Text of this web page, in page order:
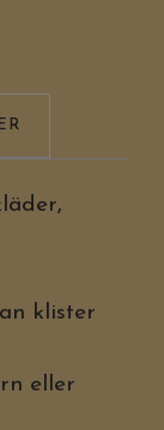
klister
eller